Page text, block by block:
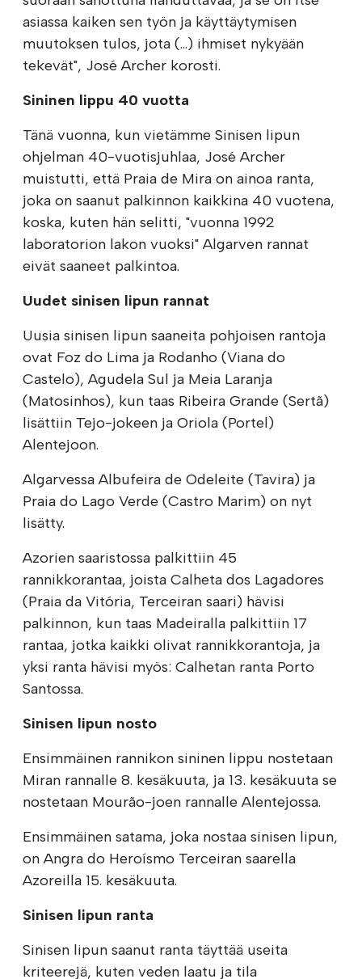
asiassa kaiken sen työn ja käyttäytymisen
muutoksen tulos, jota (...) ihmiset nykyään
tekevät", José Archer korosti.
Sininen lippu 40 vuotta
Tänä vuonna, kun vietämme Sinisen lipun
ohjelman 40-vuotisjuhlaa, José Archer
muistutti, että Praia de Mira on ainoa ranta,
joka on saanut palkinnon kaikkina 40 vuotena,
koska, kuten hän selitti, "vuonna 1992
laboratorion lakon vuoksi" Algarven rannat
eivät saaneet palkintoa.
Uudet sinisen lipun rannat
Uusia sinisen lipun saaneita pohjoisen rantoja
ovat Foz do Lima ja Rodanho (Viana do
Castelo), Agudela Sul ja Meia Laranja
(Matosinhos), kun taas Ribeira Grande (Sertã)
lisättiin Tejo-jokeen ja Oriola (Portel)
Alentejoon.
Algarvessa Albufeira de Odeleite (Tavira) ja
Praia do Lago Verde (Castro Marim) on nyt
lisätty.
Azorien saaristossa palkittiin 45
rannikkorantaa, joista Calheta dos Lagadores
(Praia da Vitória, Terceiran saari) hävisi
palkinnon, kun taas Madeiralla palkittiin 17
rantaa, jotka kaikki olivat rannikkorantoja, ja
yksi ranta hävisi myös: Calhetan ranta Porto
Santossa.
Sinisen lipun nosto
Ensimmäinen rannikon sininen lippu nostetaan
Miran rannalle 8. kesäkuuta, ja 13. kesäkuuta se
nostetaan Mourão-joen rannalle Alentejossa.
Ensimmäinen satama, joka nostaa sinisen lipun,
on Angra do Heroísmo Terceiran saarella
Azoreilla 15. kesäkuuta.
Sinisen lipun ranta
Sinisen lipun saanut ranta täyttää useita
kriteerejä, kuten veden laatu ja tila